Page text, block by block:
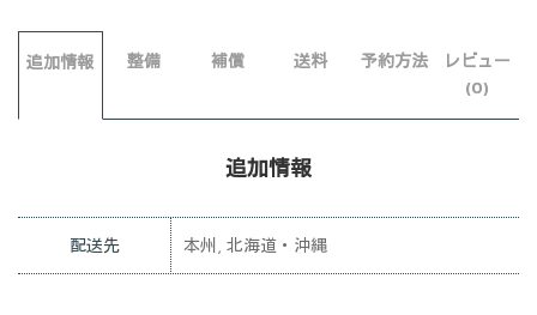
追加情報 整備 補償 送料 予約方法
レビュー
(0)
追加情報
配送先 本州, 北海道・沖縄